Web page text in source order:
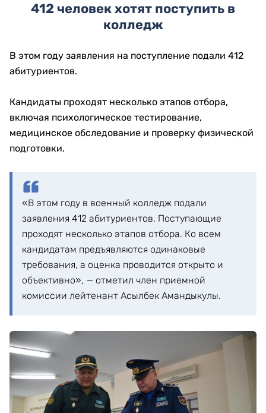
412 человек хотят поступить в
колледж
В этом году заявления на поступление подали 412
абитуриентов.
Кандидаты проходят несколько этапов отбора,
включая психологическое тестирование,
медицинское обследование и проверку физической
подготовки.
«В этом году в военный колледж подали
заявления 412 абитуриентов. Поступающие
проходят несколько этапов отбора. Ко всем
кандидатам предъявляются одинаковые
требования, а оценка проводится открыто и
объективно», — отметил член приемной
комиссии лейтенант Асылбек Амандыкулы.